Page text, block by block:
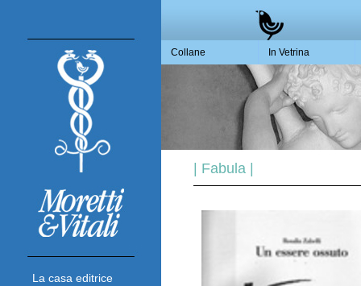
La casa editrice
Collane In Vetrina
| Fabula |